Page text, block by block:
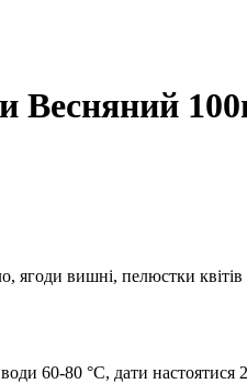
Весняний
ягоди вишні, пелюстки
60-80 °C, дати настоятися